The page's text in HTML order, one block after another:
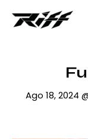
Ago 18, 2024